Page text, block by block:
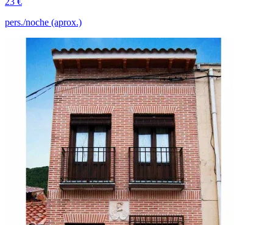
pers./noche (aprox.)